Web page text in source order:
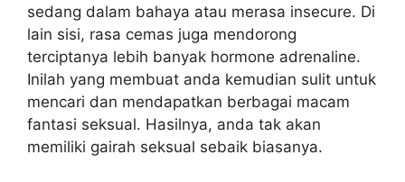
sedang dalam bahaya atau merasa insecure. Di
lain sisi, rasa cemas juga mendorong
terciptanya lebih banyak hormone adrenaline.
Inilah yang membuat anda kemudian sulit untuk
mencari dan mendapatkan berbagai macam
fantasi seksual. Hasilnya, anda tak akan
memiliki gairah seksual sebaik biasanya.